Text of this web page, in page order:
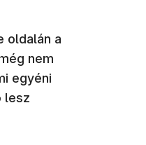
oldalán a
nem
egyéni
lesz